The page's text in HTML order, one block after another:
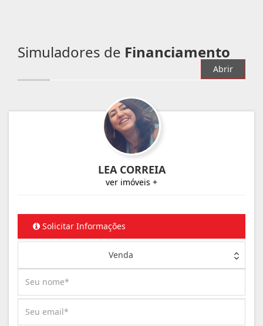
Simuladores de Financiamento
Abrir
LEA CORREIA
ver imóveis +
Solicitar Informações
Venda